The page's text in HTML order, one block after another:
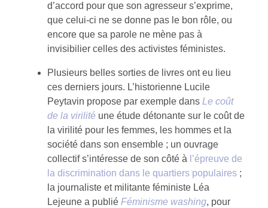
d’accord pour que son agresseur s’exprime,
que celui-ci ne se donne pas le bon rôle, ou
encore que sa parole ne mène pas à
invisibilier celles des activistes féministes.
Plusieurs belles sorties de livres ont eu lieu
ces derniers jours. L’historienne Lucile
Peytavin propose par exemple dans Le coût
de la virilité une étude détonante sur le coût de
la virilité pour les femmes, les hommes et la
société dans son ensemble ; un ouvrage
collectif s’intéresse de son côté à l’épreuve de
la discrimination dans le quartiers populaires ;
la journaliste et militante féministe Léa
Lejeune a publié Féminisme washing, pour